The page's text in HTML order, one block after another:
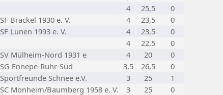
4 25,5
0
SF Brackel 1930 e. V. 4 23,5
0
SF Lünen 1993 e. V. 4 23,5
0
4 22,5
0
SV Mülheim-Nord 1931 e 4 20
0
SG Ennepe-Ruhr-Süd 3,5 26,5
0
Sportfreunde Schnee e.V. 3 25
1
SC Monheim/Baumberg 1958 e. V. 3 25
0